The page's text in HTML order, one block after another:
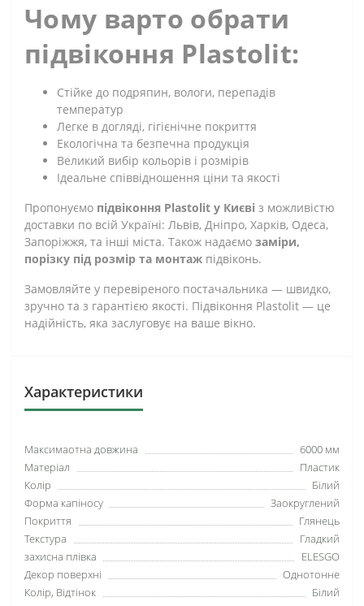
Чому варто обрати
підвіконня Plastolit:
Стійке до подряпин, вологи, перепадів
температур
Легке в догляді, гігієнічне покриття
Екологічна та безпечна продукція
Великий вибір кольорів і розмірів
Ідеальне співвідношення ціни та якості
Пропонуємо підвіконня Plastolit у Києві з можливістю
доставки по всій Україні: Львів, Дніпро, Харків, Одеса,
Запоріжжя, та інші міста. Також надаємо заміри,
порізку під розмір та монтаж підвіконь.
Замовляйте у перевіреного постачальника — швидко,
зручно та з гарантією якості. Підвіконня Plastolit — це
надійність, яка заслуговує на ваше вікно.
Характеристики
Максимаотна довжина
6000 мм
Матеріал
Пластик
Колір
Білий
Форма капіносу
Заокруглений
Покриття
Глянець
Текстура
Гладкий
захисна плівка
ELESGO
Декор поверхні
Однотонне
Колір, Відтінок
Білий